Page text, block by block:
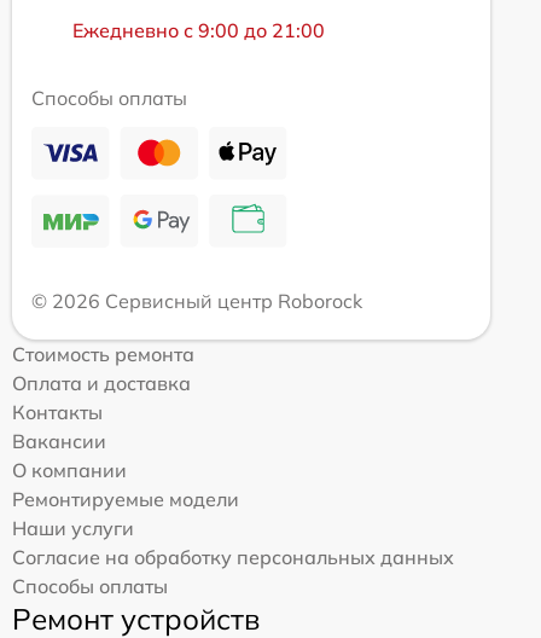
Ежедневно с 9:00 до 21:00
Способы оплаты
© 2026 Сервисный центр Roborock
Стоимость ремонта
Оплата и доставка
Контакты
Вакансии
О компании
Ремонтируемые модели
Наши услуги
Согласие на обработку персональных данных
Способы оплаты
Ремонт устройств